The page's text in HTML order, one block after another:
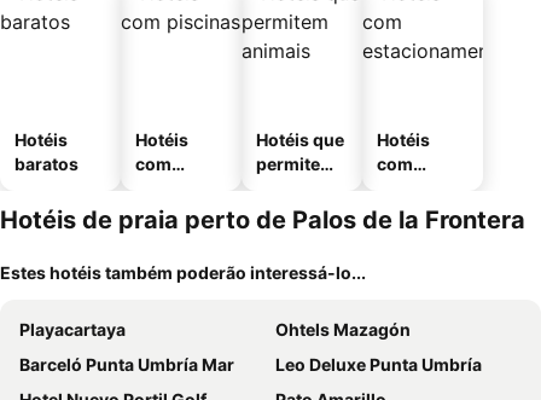
Hotéis
baratos
Hotéis
com
Hotéis que
permitem
Hotéis
com
mento
Hotéis de praia perto de Palos de la Frontera
Estes hotéis também poderão interessá-lo...
Playacartaya
Ohtels Mazagón
Barceló Punta Umbría Mar
Leo Deluxe Punta Umbría